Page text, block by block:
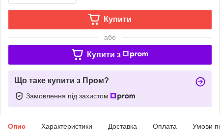
Купити
або
Купити з
Що таке купити з Пром?
Замовлення під захистом
Опис Характеристики Доставка Оплата Умови